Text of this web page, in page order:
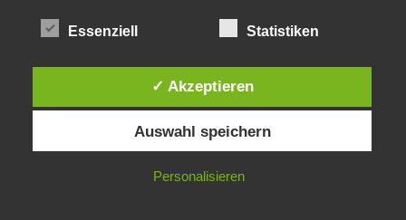
Die Brexit-Lüge (1/8 Teil)
3. November 2019
Die Straße radikalisiert jeden Tag ein Stückchen
Diese Website verwendet Cookies. Durch die weitere Nutzung dieser
Website stimmst du der Verwendung von Cookies zu.
IN ORDNUNG
Essenziell Statistiken
✓ Akzeptieren
Auswahl speichern
Personalisieren